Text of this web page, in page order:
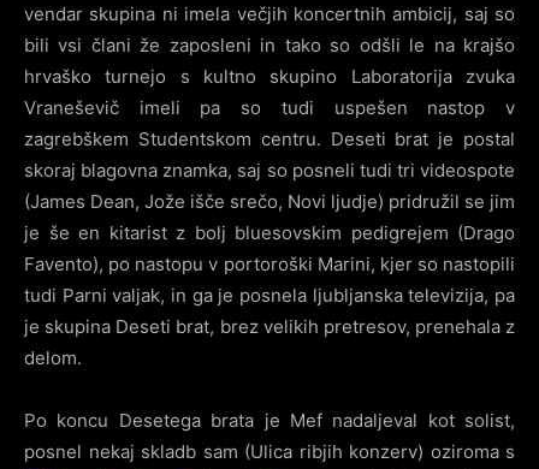
vendar skupina ni imela večjih koncertnih ambicij, saj so
bili vsi člani že zaposleni in tako so odšli le na krajšo
hrvaško turnejo s kultno skupino Laboratorija zvuka
Vraneševič imeli pa so tudi uspešen nastop v
zagrebškem Studentskom centru. Deseti brat je postal
skoraj blagovna znamka, saj so posneli tudi tri videospote
(James Dean, Jože išče srečo, Novi ljudje) pridružil se jim
je še en kitarist z bolj bluesovskim pedigrejem (Drago
Favento), po nastopu v portoroški Marini, kjer so nastopili
tudi Parni valjak, in ga je posnela ljubljanska televizija, pa
je skupina Deseti brat, brez velikih pretresov, prenehala z
delom.
Po koncu Desetega brata je Mef nadaljeval kot solist,
posnel nekaj skladb sam (Ulica ribjih konzerv) oziroma s